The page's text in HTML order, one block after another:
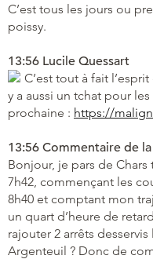
C’est tous les jours ou
poissy.
13:56 Lucile Quessart
C’est tout à fait
y a aussi un tchat pour
prochaine : https://
13:56 Commentaire de
Bonjour, je pars de
7h42, commençant les
8h40 et comptant mon
un quart d’heure de
rajouter 2 arrêts
Argenteuil ? Donc de